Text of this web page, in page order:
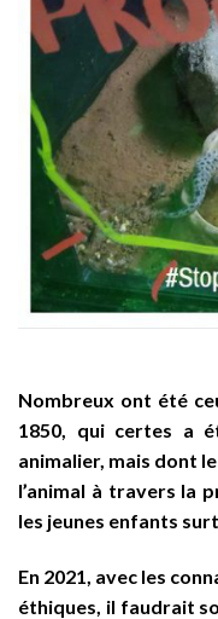
Nombreux ont été
1850, qui certes a
animalier, mais dont
l’animal à travers la
les jeunes enfants
En 2021, avec les
éthiques, il faudrait